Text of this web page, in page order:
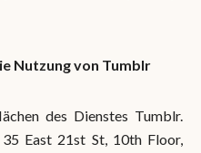
Nutzung von Tumblr
des Dienstes Tumblr.
East 21st St, 10th Floor,